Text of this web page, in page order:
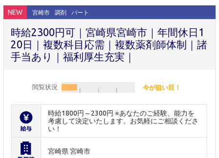
NEW 宮崎市 調剤 パート
時給2300円可｜宮崎県宮崎市｜年間休日1
20日｜複数科目応需｜複数薬剤師体制｜諸
手当あり｜福利厚生充実｜
閲覧状況 今が狙い目！
時給1800円～2300円 ※あなたのご経験、能力を
考慮して決定いたします。お気軽にご相談くださ
い！
宮崎県 宮崎市